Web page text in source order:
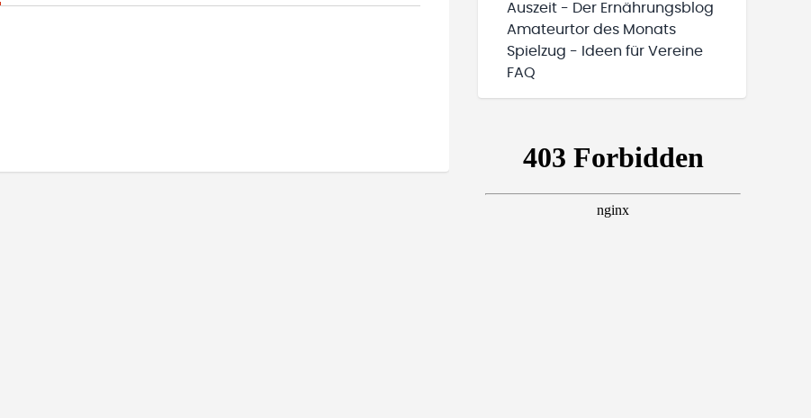
Auszeit - Der Ernährungsblog
Amateurtor des Monats
Spielzug - Ideen für Vereine
FAQ